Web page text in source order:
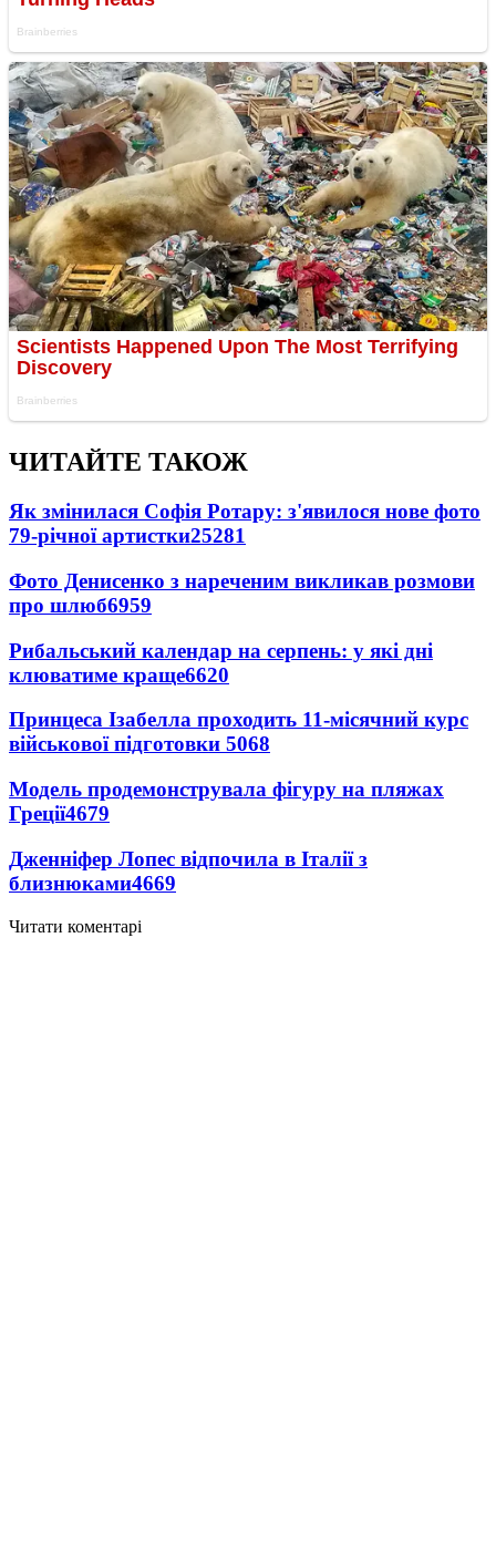
ЧИТАЙТЕ ТАКОЖ
Як змінилася Софія Ротару: з'явилося нове фото
79-річної артистки25281
Фото Денисенко з нареченим викликав розмови
про шлюб6959
Рибальський календар на серпень: у які дні
клюватиме краще6620
Принцеса Ізабелла проходить 11-місячний курс
військової підготовки 5068
Модель продемонструвала фігуру на пляжах
Греції4679
Дженніфер Лопес відпочила в Італії з
близнюками4669
Читати коментарі